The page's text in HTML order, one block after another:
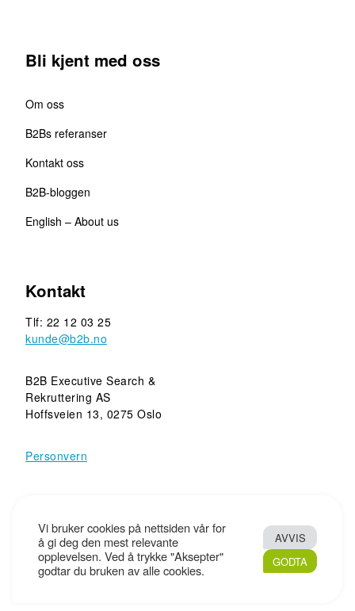
Bli kjent med oss
Om oss
B2Bs referanser
Kontakt oss
B2B-bloggen
English – About us
Kontakt
Tlf: 22 12 03 25
kunde@b2b.no
B2B Executive Search &
Rekruttering AS
Hoffsveien 13, 0275 Oslo
Personvern
Copyright © 2010 - 2026 B2B Executive Search &
Rekruttering AS - Tryggere rekruttering. Tyngde i rådgivning.
All Rights Reserved. Design og kode:Screenpartner
Vi bruker cookies på nettsiden vår for
å gi deg den mest relevante
opplevelsen. Ved å trykke "Aksepter"
godtar du bruken av alle cookies.
AVVIS
GODTA